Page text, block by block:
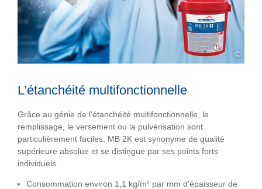
©
L'étanchéité multifonctionnelle
Grâce au génie de l'étanchéité multifonctionnelle, le
remplissage, le versement ou la pulvérisation sont
particulièrement faciles. MB 2K est synonyme de qualité
supérieure absolue et se distingue par ses points forts
individuels.
Consommation environ 1,1 kg/m² par mm d'épaisseur de